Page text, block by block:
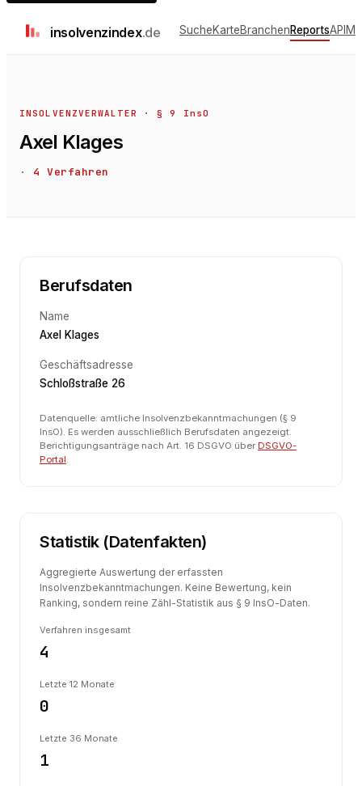
insolvenzindex.de SucheKarteBranchenReportsAPI
INSOLVENZVERWALTER · § 9 InsO
Axel Klages
· 4 Verfahren
Berufsdaten
Name
Axel Klages
Geschäftsadresse
Schloßstraße 26
Datenquelle: amtliche Insolvenzbekanntmachungen (§ 9
InsO). Es werden ausschließlich Berufsdaten angezeigt.
Berichtigungsanträge nach Art. 16 DSGVO über DSGVO-
Portal.
Statistik (Datenfakten)
Aggregierte Auswertung der erfassten
Insolvenzbekanntmachungen. Keine Bewertung, kein
Ranking, sondern reine Zähl-Statistik aus § 9 InsO-Daten.
Verfahren insgesamt
4
Letzte 12 Monate
0
Letzte 36 Monate
1